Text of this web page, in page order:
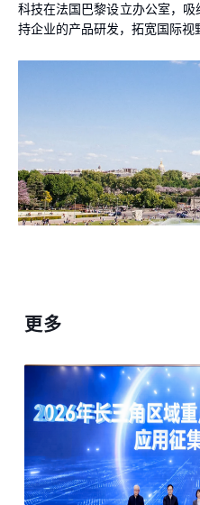
科技在法国巴黎设立办公室，
持企业的产品研发，拓宽国际视
更多